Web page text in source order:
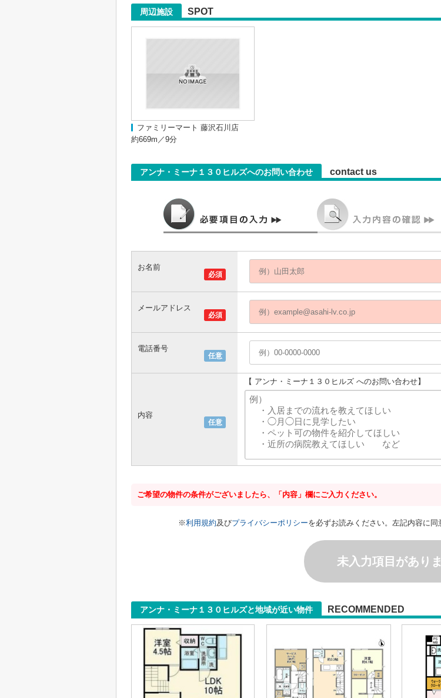
周辺施設 SPOT
ファミリーマート 藤沢石川店
約669m／9分
アンナ・ミーナ１３０ヒルズへのお問い合わせ contact us
必須
お名前
必須
メールアドレス
任意
電話番号
任意
内容
【 アンナ・ミーナ１３０ヒルズ へのお問い合わせ】
ご希望の物件の条件がございましたら、「内容」欄にご入力ください。
※利用規約及びプライバシーポリシーを必ずお読みください。左記内容に同
未入力項目があり
アンナ・ミーナ１３０ヒルズと地域が近い物件 RECOMMENDED